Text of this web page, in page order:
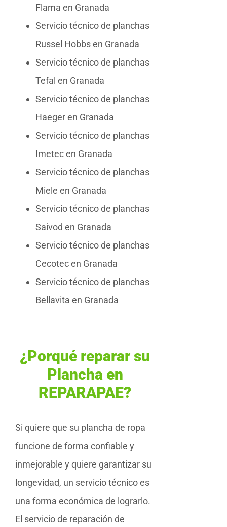
Flama en Granada
Servicio técnico de planchas
Russel Hobbs en Granada
Servicio técnico de planchas
Tefal en Granada
Servicio técnico de planchas
Haeger en Granada
Servicio técnico de planchas
Imetec en Granada
Servicio técnico de planchas
Miele en Granada
Servicio técnico de planchas
Saivod en Granada
Servicio técnico de planchas
Cecotec en Granada
Servicio técnico de planchas
Bellavita en Granada
¿Porqué reparar su
Plancha en
REPARAPAE?
Si quiere que su plancha de ropa
funcione de forma confiable y
inmejorable y quiere garantizar su
longevidad, un servicio técnico es
una forma económica de lograrlo.
El servicio de reparación de